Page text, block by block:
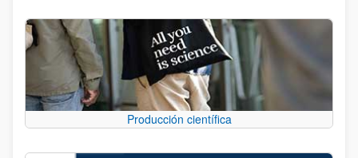
Producción científica